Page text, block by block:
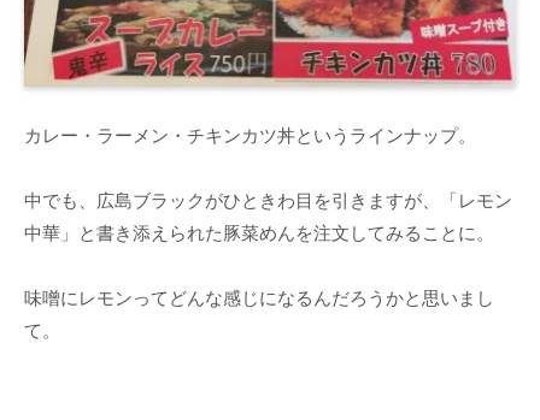
カレー・ラーメン・チキンカツ丼というラインナップ。
中でも、広島ブラックがひときわ目を引きますが、「レモン
中華」と書き添えられた豚菜めんを注文してみることに。
味噌にレモンってどんな感じになるんだろうかと思いまし
て。